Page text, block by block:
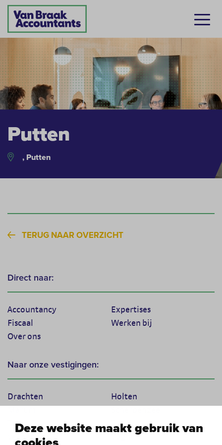
Deze website maakt gebruik van
Putten
, Putten
TERUG NAAR OVERZICHT
Direct naar:
Accountancy
Expertises
Fiscaal
Werken bij
Over ons
Naar onze vestigingen:
Drachten
Holten
Texel
Tiel
Veenendaal